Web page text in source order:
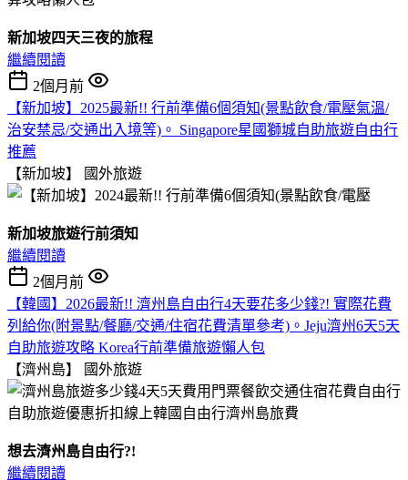
新加坡四天三夜的旅程
繼續閱讀
2個月前
【新加坡】2025最新!! 行前準備6個須知(景點飲食/電壓氣溫/
治安禁忌/交通出入境等)。 Singapore星國獅城自助旅遊自由行
推薦
【新加坡】
國外旅遊
新加坡旅遊行前須知
繼續閱讀
2個月前
【韓國】2026最新!! 濟州島自由行4天要花多少錢?! 實際花費
列給你(附景點/餐廳/交通/住宿花費清單參考)。Jeju濟州6天5天
自助旅遊攻略 Korea行前準備旅遊懶人包
【濟州島】
國外旅遊
想去濟州島自由行?!
繼續閱讀